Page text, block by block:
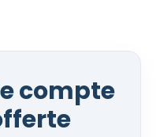
compte